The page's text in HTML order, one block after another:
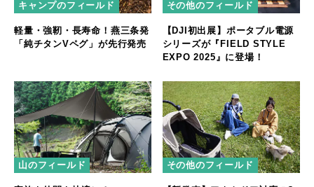
キャンプのフィールド
軽量・強靭・長寿命！燕三条発
「純チタンVペグ」が先行発売
その他のフィールド
【DJI初出展】ポータブル電源
シリーズが『FIELD STYLE
EXPO 2025』に登場！
山のフィールド その他のフィールド